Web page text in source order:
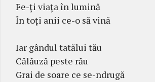
Fe-ți viața în lumină
În toți anii ce-o să vină
Iar gândul tatălui tău
Călăuză peste rău
Grai de soare ce se-ndrugă